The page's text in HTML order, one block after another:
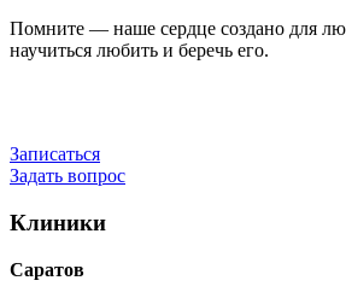
Помните — наше сердце создано для
научиться любить и беречь его.
Записаться
Задать вопрос
Клиники
Саратов